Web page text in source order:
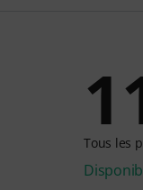
Tous les